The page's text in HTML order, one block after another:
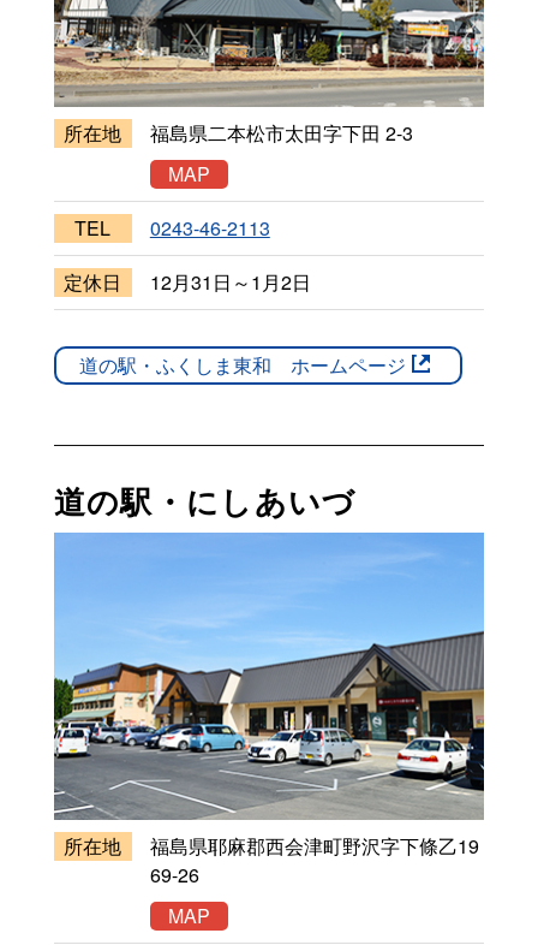
所在地
福島県二本松市太田字下田 2-3
MAP
TEL
0243-46-2113
定休日
12月31日～1月2日
道の駅・ふくしま東和 ホームページ
道の駅・にしあいづ
所在地 福島県耶麻郡西会津町野沢字下條乙19
69-26
MAP